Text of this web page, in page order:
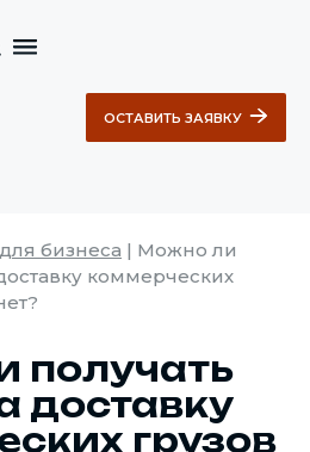
ОСТАВИТЬ ЗАЯВКУ
бизнеса | Можно ли
коммерческих
получать
доставку
грузов